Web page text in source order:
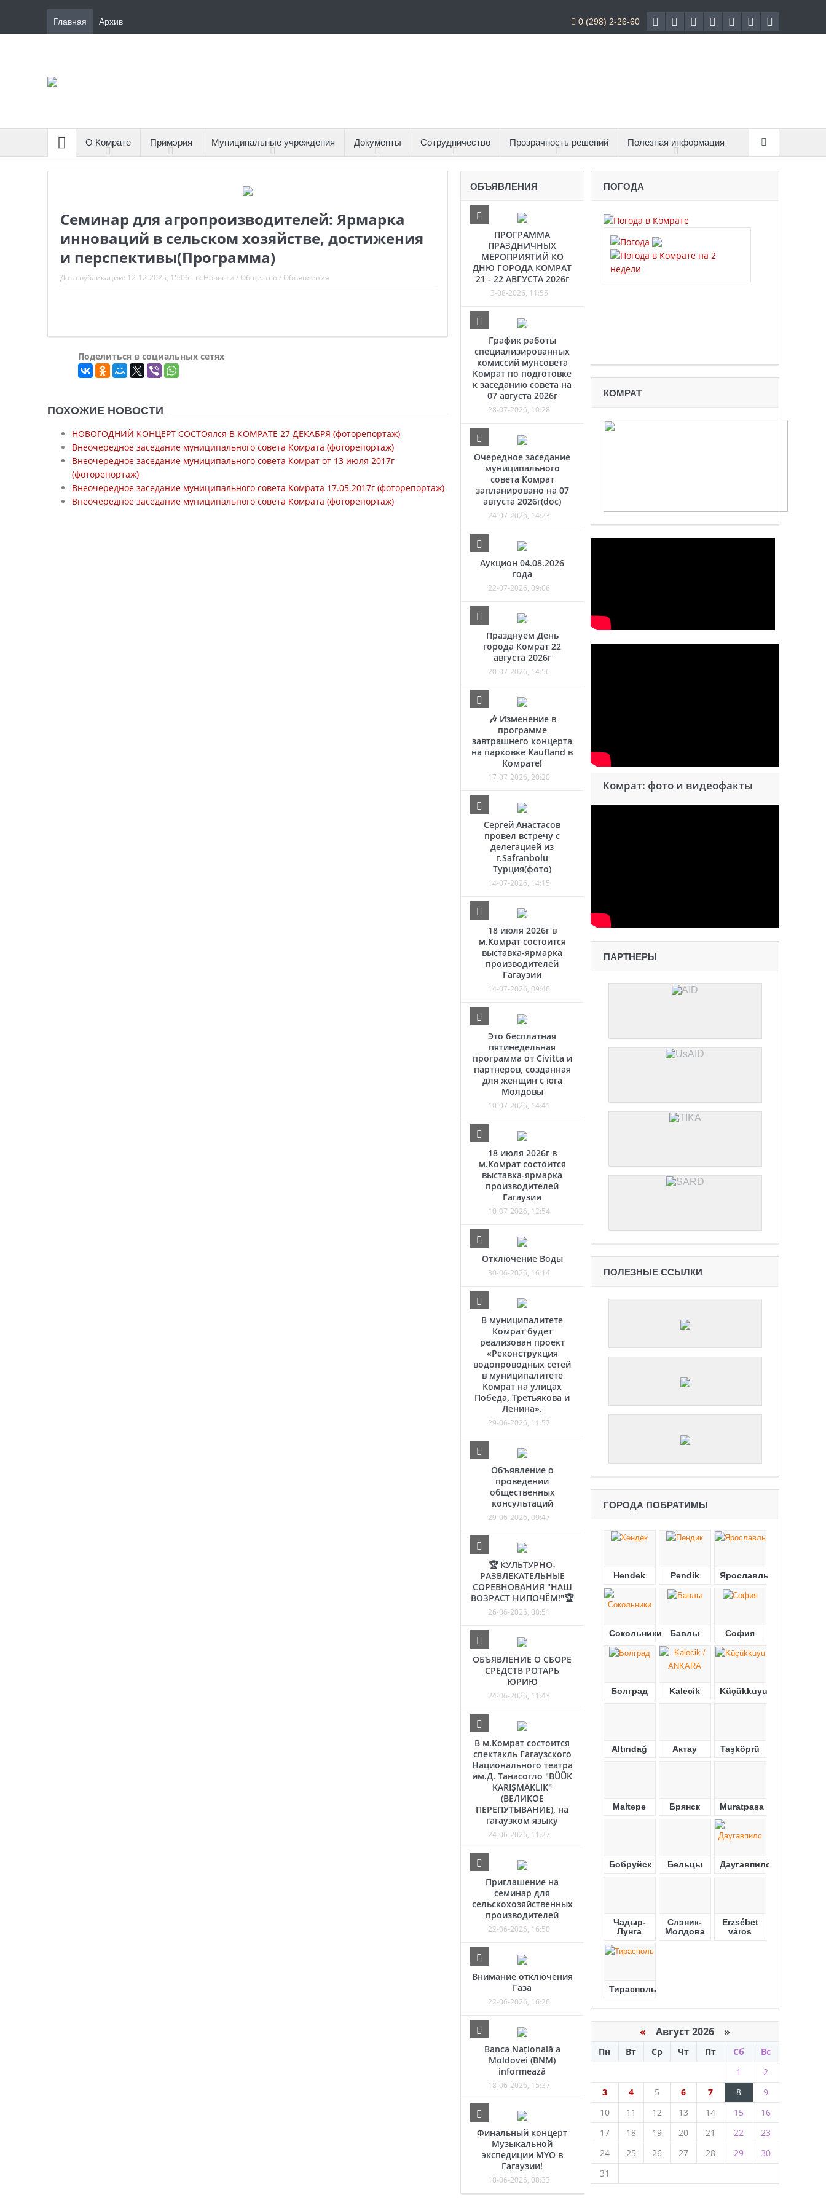
Главная Архив 0 (298) 2-26-60
О Комрате Примэрия Муниципальные учреждения Документы Сотрудничество Прозрачность решений Полезная информация
Семинар для агропроизводителей: Ярмарка
инноваций в сельском хозяйстве, достижения
и перспективы(Программа)
Дата публикации: 12-12-2025, 15:06 в: Новости / Общество/ Объявления
Поделиться в социальных сетях
ПОХОЖИЕ НОВОСТИ
НОВОГОДНИЙ КОНЦЕРТ СОСТОялся В КОМРАТЕ 27 ДЕКАБРЯ (фоторепортаж)
Внеочередное заседание муниципального совета Комрата (фоторепортаж)
Внеочередное заседание муниципального совета Комрат от 13 июля 2017г
(фоторепортаж)
Внеочередное заседание муниципального совета Комрата 17.05.2017г (фоторепортаж)
Внеочередное заседание муниципального совета Комрата (фоторепортаж)
ОБЪЯВЛЕНИЯ
ПРОГРАММА
ПРАЗДНИЧНЫХ
МЕРОПРИЯТИЙ КО
ДНЮ ГОРОДА КОМРАТ
21 - 22 АВГУСТА 2026г
3-08-2026, 11:55
График работы
специализированных
комиссий мунсовета
Комрат по подготовке
к заседанию совета на
07 августа 2026г
28-07-2026, 10:28
Очередное заседание
муниципального
совета Комрат
запланировано на 07
августа 2026г(doc)
24-07-2026, 14:23
Аукцион 04.08.2026
года
22-07-2026, 09:06
Празднуем День
города Комрат 22
августа 2026г
20-07-2026, 14:56
🎶 Изменение в
программе
завтрашнего концерта
на парковке Kaufland в
Комрате!
17-07-2026, 20:20
Сергей Анастасов
провел встречу с
делегацией из
г.Safranbolu
Турция(фото)
14-07-2026, 14:15
18 июля 2026г в
м.Комрат состоится
выставка-ярмарка
производителей
Гагаузии
14-07-2026, 09:46
Это бесплатная
пятинедельная
программа от Civitta и
партнеров, созданная
для женщин с юга
Молдовы
10-07-2026, 14:41
18 июля 2026г в
м.Комрат состоится
выставка-ярмарка
производителей
Гагаузии
10-07-2026, 12:54
Отключение Воды
30-06-2026, 16:14
В муниципалитете
Комрат будет
реализован проект
«Реконструкция
водопроводных сетей
в муниципалитете
Комрат на улицах
Победа, Третьякова и
Ленина».
29-06-2026, 11:57
Объявление о
проведении
общественных
консультаций
29-06-2026, 09:47
🏆 КУЛЬТУРНО-
РАЗВЛЕКАТЕЛЬНЫЕ
СОРЕВНОВАНИЯ "НАШ
ВОЗРАСТ НИПОЧЁМ!"🏆
26-06-2026, 08:51
ОБЪЯВЛЕНИЕ О СБОРЕ
СРЕДСТВ РОТАРЬ
ЮРИЮ
24-06-2026, 11:43
В м.Комрат состоится
спектакль Гагаузского
Национального театра
им.Д. Танасогло "BÜÜK
KARIȘMAKLIK"
(ВЕЛИКОЕ
ПЕРЕПУТЫВАНИЕ), на
гагаузком языку
24-06-2026, 11:27
Приглашение на
семинар для
сельскохозяйственных
производителей
22-06-2026, 16:50
Внимание отключения
Газа
22-06-2026, 16:26
Banca Națională a
Moldovei (BNM)
informează
18-06-2026, 15:37
Финальный концерт
Музыкальной
экспедиции MYO в
Гагаузии!
18-06-2026, 08:33
ПОГОДА
КОМРАТ
Комрат: фото и видеофакты
ПАРТНЕРЫ
ПОЛЕЗНЫЕ ССЫЛКИ
ГОРОДА ПОБРАТИМЫ
Hendek Pendik Ярославль
Сокольники Бавлы София
Болград Kalecik Küçükkuyu
Altındağ Актау Taşköprü
Maltepe Брянск Muratpaşa
Бобруйск Бельцы Даугавпилс
Чадыр-
Лунга
Слэник-
Молдова
Erzsébet
város
Тирасполь
« Август 2026 »
Пн Вт Ср Чт Пт Сб
Вс
1
2
3
4 5 6 7 8
9
10
11 12 13 14 15
16
17
18 19 20 21 22
23
24
25 26 27 28 29
30
31